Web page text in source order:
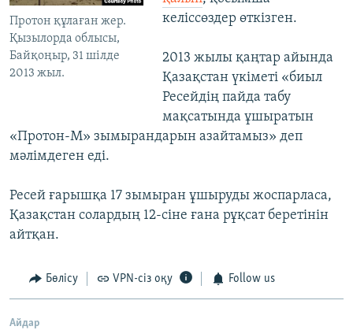
Протон құлаған жер.
Қызылорда облысы,
Байқоңыр, 31 шілде
2013 жыл.
келіссөздер өткізген.
2013 жылы қаңтар айында
Қазақстан үкіметі «биыл
Ресейдің пайда табу
мақсатында ұшыратын
«Протон-М» зымырандарын азайтамыз» деп
мәлімдеген еді.
Ресей ғарышқа 17 зымыран ұшыруды жоспарласа,
Қазақстан солардың 12-сіне ғана рұқсат беретінін
айтқан.
Бөлісу VPN-сіз оқу Follow us
Айдар